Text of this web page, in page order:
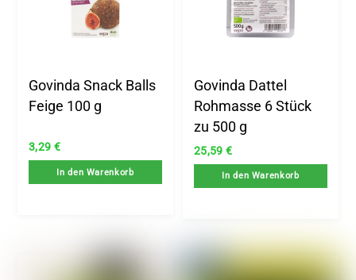
Govinda Snack Balls
Feige 100 g
3,29 €
In den Warenkorb
Govinda Dattel
Rohmasse 6 Stück
zu 500 g
25,59 €
In den Warenkorb